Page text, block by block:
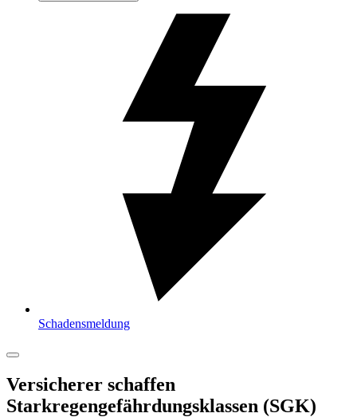
Schadensmeldung
Versicherer schaffen
Starkregengefährdungsklassen (SGK)